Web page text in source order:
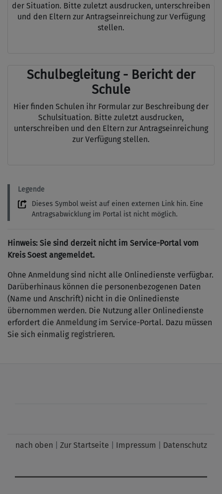
der Situation. Bitte zuletzt ausdrucken, unterschreiben
und den Eltern zur Antragseinreichung zur Verfügung
stellen.
Schulbegleitung - Bericht der
Schule
Hier finden Schulen ihr Formular zur Beschreibung der
Schulsituation. Bitte zuletzt ausdrucken,
unterschreiben und den Eltern zur Antragseinreichung
zur Verfügung stellen.
Legende
Dieses Symbol weist auf einen externen Link hin. Eine
Antragsabwicklung im Portal ist nicht möglich.
Hinweis: Sie sind derzeit nicht im Service-Portal vom
Kreis Soest angemeldet.
Ohne Anmeldung sind nicht alle Onlinedienste verfügbar.
Darüberhinaus können die personenbezogenen Daten
(Name und Anschrift) nicht in die Onlinedienste
übernommen werden. Die Nutzung aller Onlinedienste
erfordert die Anmeldungim Service-Portal. Dazu müssen
Sie sich einmalig registrieren.
nach oben Zur Startseite Impressum Datenschutz